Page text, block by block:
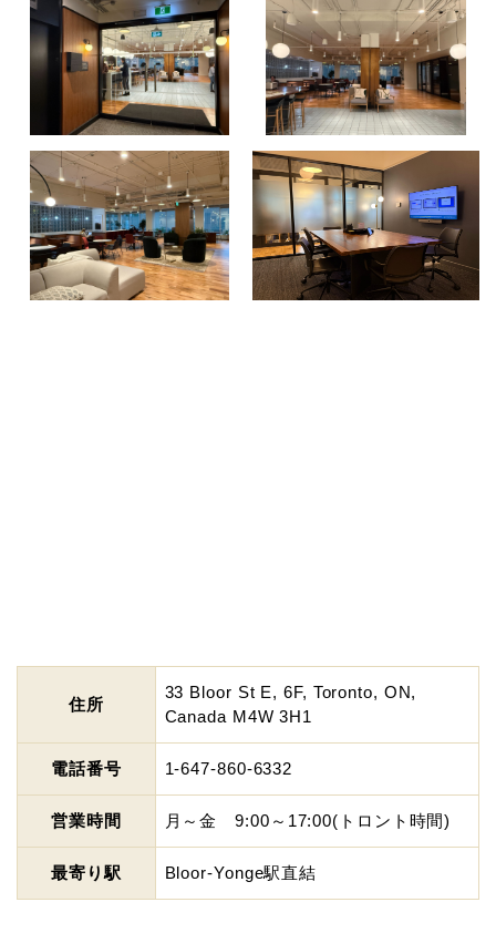
住所
33 Bloor St E, 6F, Toronto, ON,
Canada M4W 3H1
電話番号 1-647-860-6332
営業時間 月～金 9:00～17:00(トロント時間)
最寄り駅 Bloor-Yonge駅直結